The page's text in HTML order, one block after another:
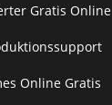
Gratis Online
Online Gratis